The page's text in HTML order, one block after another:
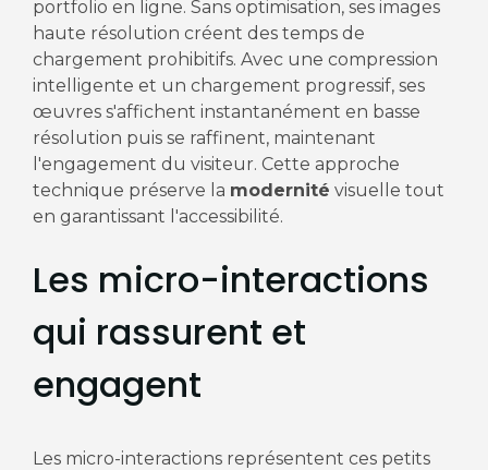
portfolio en ligne. Sans optimisation, ses images
haute résolution créent des temps de
chargement prohibitifs. Avec une compression
intelligente et un chargement progressif, ses
œuvres s'affichent instantanément en basse
résolution puis se raffinent, maintenant
l'engagement du visiteur. Cette approche
technique préserve la modernité visuelle tout
en garantissant l'accessibilité.
Les micro-interactions
qui rassurent et
engagent
Les micro-interactions représentent ces petits